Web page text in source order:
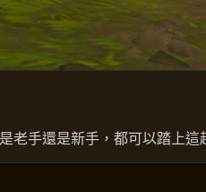
手還是新手，都可以踏上